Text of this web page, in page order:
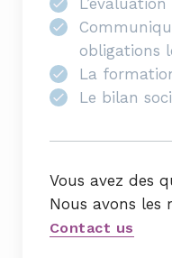
obligations
La
Le bilan
Vous avez des
Nous avons les
Contact us